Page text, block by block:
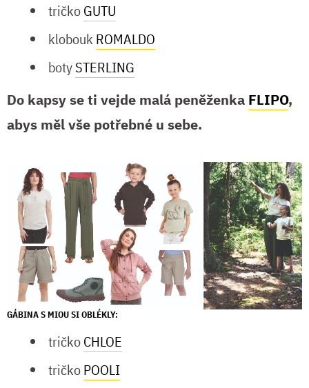
tričkoGUTU
klobouk ROMALDO
botySTERLING
Do kapsy se ti vejde malá peněženka FLIPO,
abys měl vše potřebné u sebe.
GÁBINA S MIOU SI OBLÉKLY:
tričkoCHLOE
tričkoPOOLI